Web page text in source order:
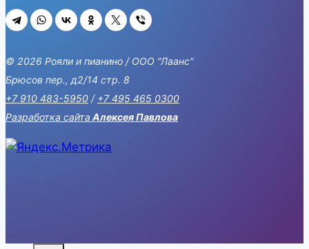
© 2026 Рояли и пианино / ООО "Лаанс"
Брюсов пер., д2/14 стр. 8
+7 910 483-5950 / +7 495 465 0300
Разработка сайта Алексея Павлова